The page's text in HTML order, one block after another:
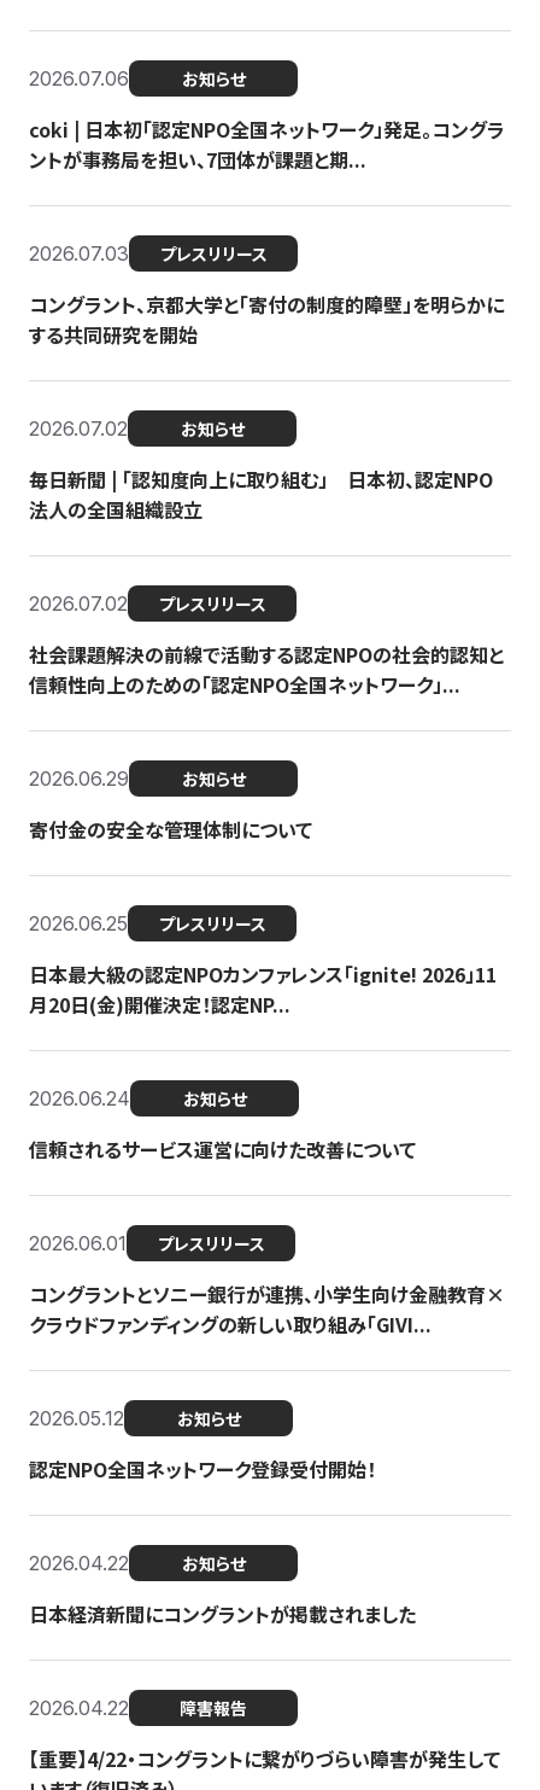
2026.07.06 お知らせ
coki | 日本初「認定NPO全国ネットワーク」発足。コングラ
ントが事務局を担い、7団体が課題と期...
2026.07.03 プレスリリース
コングラント、京都大学と「寄付の制度的障壁」を明らかに
する共同研究を開始
2026.07.02 お知らせ
毎日新聞 | 「認知度向上に取り組む」 日本初、認定NPO
法人の全国組織設立
2026.07.02 プレスリリース
社会課題解決の前線で活動する認定NPOの社会的認知と
信頼性向上のための「認定NPO全国ネットワーク」...
2026.06.29 お知らせ
寄付金の安全な管理体制について
2026.06.25 プレスリリース
日本最大級の認定NPOカンファレンス「ignite! 2026」11
月20日(金)開催決定！認定NP...
2026.06.24 お知らせ
信頼されるサービス運営に向けた改善について
2026.06.01 プレスリリース
コングラントとソニー銀行が連携、小学生向け金融教育×
クラウドファンディングの新しい取り組み「GIVI...
2026.05.12 お知らせ
認定NPO全国ネットワーク登録受付開始！
2026.04.22 お知らせ
日本経済新聞にコングラントが掲載されました
2026.04.22 障害報告
【重要】4/22・コングラントに繋がりづらい障害が発生して